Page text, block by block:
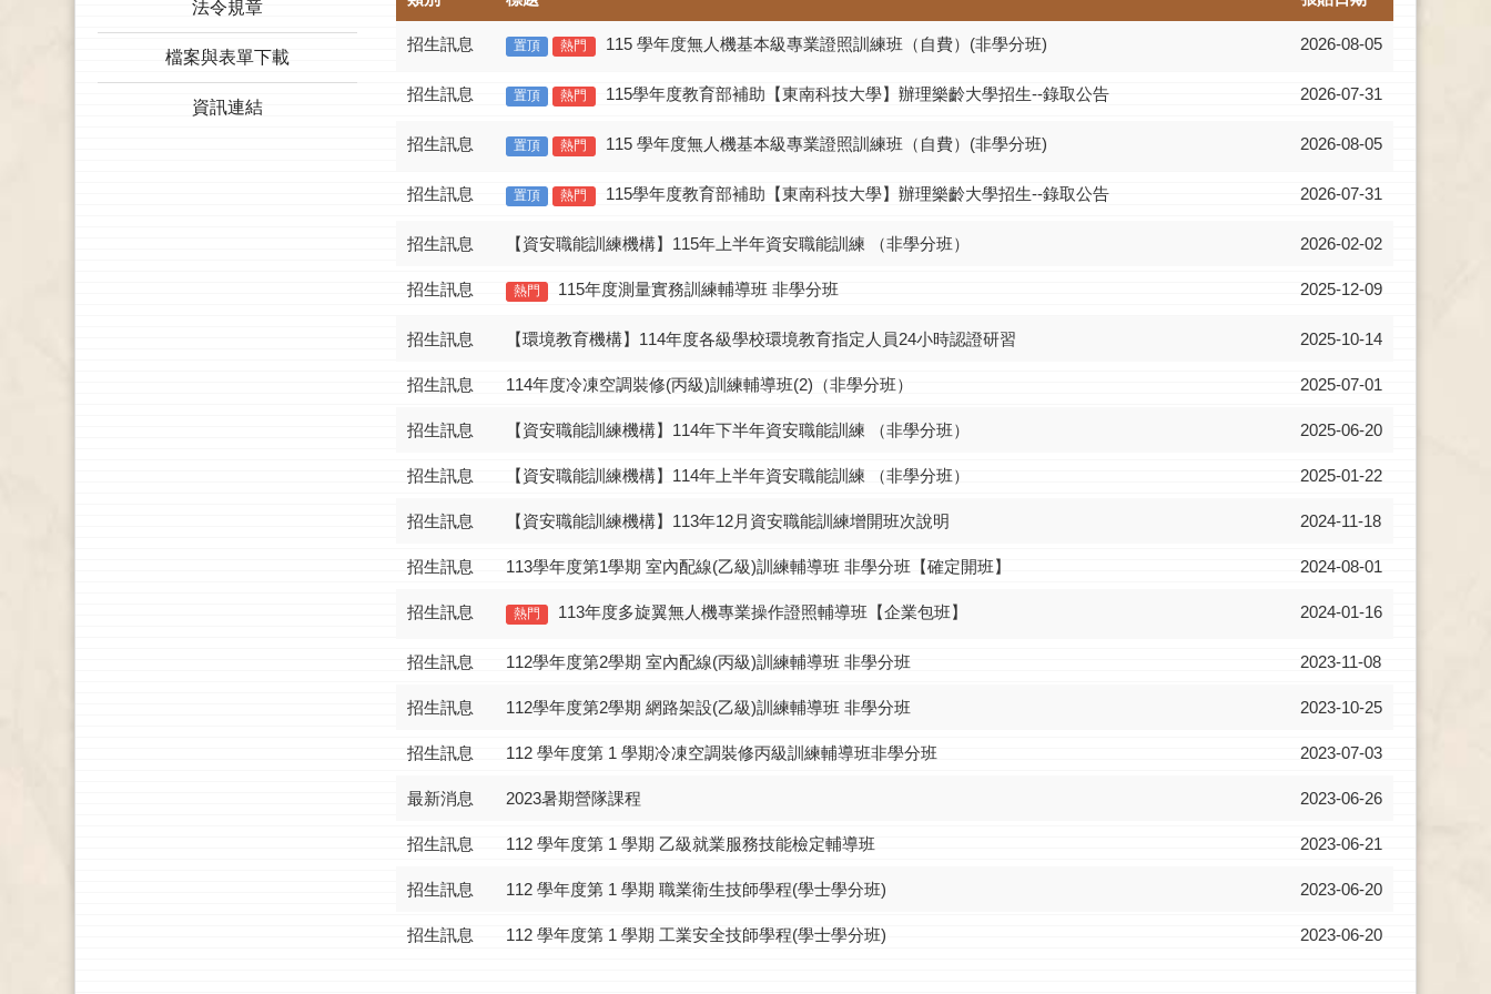
法令規章
檔案與表單下載
資訊連結
招生訊息 置頂 熱門 115 學年度無人機基本級專業證照訓練班（自費）(非學分班) 2026-08-05
招生訊息 置頂 熱門 115學年度教育部補助【東南科技大學】辦理樂齡大學招生--錄取公告 2026-07-31
招生訊息 置頂 熱門 115 學年度無人機基本級專業證照訓練班（自費）(非學分班) 2026-08-05
招生訊息 置頂 熱門 115學年度教育部補助【東南科技大學】辦理樂齡大學招生--錄取公告 2026-07-31
招生訊息 【資安職能訓練機構】115年上半年資安職能訓練 （非學分班） 2026-02-02
招生訊息 熱門 115年度測量實務訓練輔導班 非學分班 2025-12-09
招生訊息 【環境教育機構】114年度各級學校環境教育指定人員24小時認證研習 2025-10-14
招生訊息 114年度冷凍空調裝修(丙級)訓練輔導班(2)（非學分班） 2025-07-01
招生訊息 【資安職能訓練機構】114年下半年資安職能訓練 （非學分班） 2025-06-20
招生訊息 【資安職能訓練機構】114年上半年資安職能訓練 （非學分班） 2025-01-22
招生訊息 【資安職能訓練機構】113年12月資安職能訓練增開班次說明 2024-11-18
招生訊息 113學年度第1學期 室內配線(乙級)訓練輔導班 非學分班【確定開班】 2024-08-01
招生訊息 熱門 113年度多旋翼無人機專業操作證照輔導班【企業包班】 2024-01-16
招生訊息 112學年度第2學期 室內配線(丙級)訓練輔導班 非學分班 2023-11-08
招生訊息 112學年度第2學期 網路架設(乙級)訓練輔導班 非學分班 2023-10-25
招生訊息 112 學年度第 1 學期冷凍空調裝修丙級訓練輔導班非學分班 2023-07-03
最新消息 2023暑期營隊課程 2023-06-26
招生訊息 112 學年度第 1 學期 乙級就業服務技能檢定輔導班 2023-06-21
招生訊息 112 學年度第 1 學期 職業衛生技師學程(學士學分班) 2023-06-20
招生訊息 112 學年度第 1 學期 工業安全技師學程(學士學分班) 2023-06-20